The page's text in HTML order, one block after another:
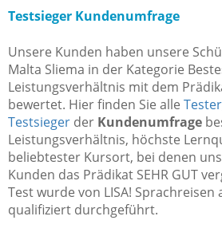
Testsieger Kundenumfrage
Unsere Kunden haben unsere
Malta Sliema in der Kategorie
Leistungsverhältnis mit dem
bewertet. Hier finden Sie alle
Testsieger der Kundenumfrage
Leistungsverhältnis, höchste
beliebtester Kursort, bei denen
Kunden das Prädikat SEHR GUT
Test wurde von LISA!
qualifiziert durchgeführt.